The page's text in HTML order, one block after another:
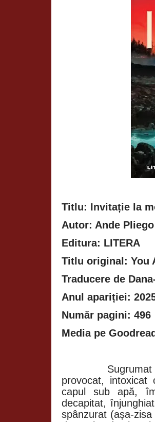
Titlu: Invitație la
Autor: Ande Pliego
Editura: LITERA
Titlu original: You
Traducere de
Anul apariției:
Număr pagini: 496
Media pe
provocat,
capul sub apă,
decapitat,
spânzurat (așa-